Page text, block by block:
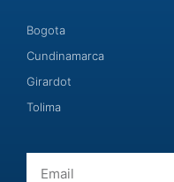
Bogota
Cundinamarca
Girardot
Tolima